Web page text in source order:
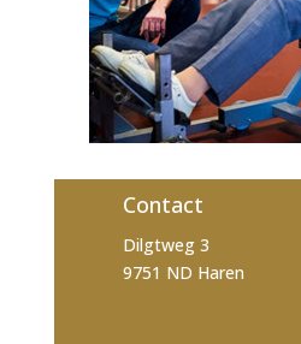
Contact
Dilgtweg 3
9751 ND Haren